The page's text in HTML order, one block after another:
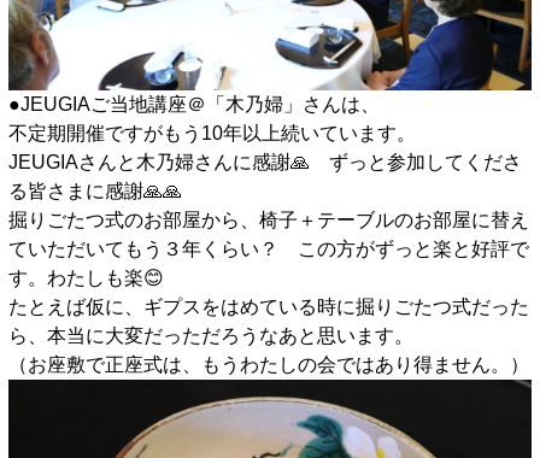
●JEUGIAご当地講座＠「木乃婦」さんは、
不定期開催ですがもう10年以上続いています。
JEUGIAさんと木乃婦さんに感謝🙏 ずっと参加してくださ
る皆さまに感謝🙏🙏
掘りごたつ式のお部屋から、椅子＋テーブルのお部屋に替え
ていただいてもう３年くらい？ この方がずっと楽と好評で
す。わたしも楽😊
たとえば仮に、ギプスをはめている時に掘りごたつ式だった
ら、本当に大変だっただろうなあと思います。
（お座敷で正座式は、もうわたしの会ではあり得ません。）